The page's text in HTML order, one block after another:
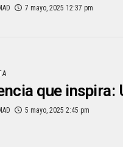
7 mayo, 2025 12:37 pm
que inspira:
5 mayo, 2025 2:45 pm